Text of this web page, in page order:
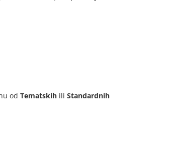
od Tematskih ili Standardnih